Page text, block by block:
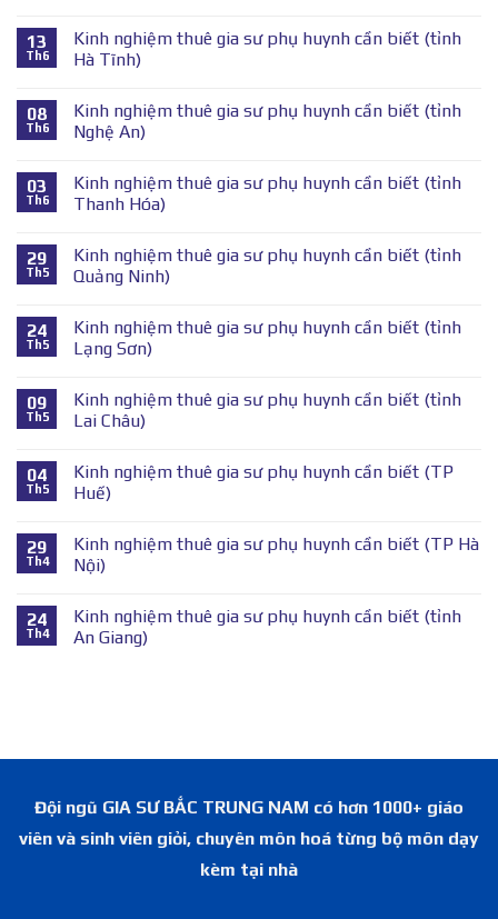
13
Th6
Kinh nghiệm thuê gia sư phụ huynh cần biết (tỉnh
Hà Tĩnh)
08
Th6
Kinh nghiệm thuê gia sư phụ huynh cần biết (tỉnh
Nghệ An)
03
Th6
Kinh nghiệm thuê gia sư phụ huynh cần biết (tỉnh
Thanh Hóa)
29
Th5
Kinh nghiệm thuê gia sư phụ huynh cần biết (tỉnh
Quảng Ninh)
24
Th5
Kinh nghiệm thuê gia sư phụ huynh cần biết (tỉnh
Lạng Sơn)
09
Th5
Kinh nghiệm thuê gia sư phụ huynh cần biết (tỉnh
Lai Châu)
04
Th5
Kinh nghiệm thuê gia sư phụ huynh cần biết (TP
Huế)
29
Th4
Kinh nghiệm thuê gia sư phụ huynh cần biết (TP Hà
Nội)
24
Th4
Kinh nghiệm thuê gia sư phụ huynh cần biết (tỉnh
An Giang)
Đội ngũ GIA SƯ BẮC TRUNG NAM có hơn 1000+ giáo
viên và sinh viên giỏi, chuyên môn hoá từng bộ môn dạy
kèm tại nhà